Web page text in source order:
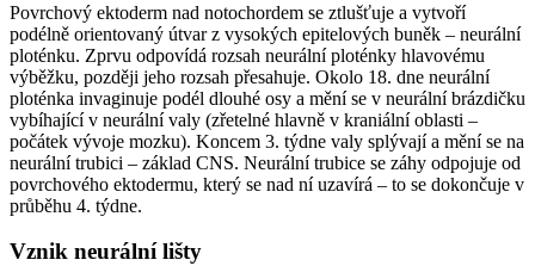
Povrchový ektoderm nad notochordem se ztlušťuje a vytvoří
podélně orientovaný útvar z vysokých epitelových buněk – neurální
ploténku. Zprvu odpovídá rozsah neurální ploténky hlavovému
výběžku, později jeho rozsah přesahuje. Okolo 18. dne neurální
ploténka invaginuje podél dlouhé osy a mění se v neurální brázdičku
vybíhající v neurální valy (zřetelné hlavně v kraniální oblasti –
počátek vývoje mozku). Koncem 3. týdne valy splývají a mění se na
neurální trubici – základ CNS. Neurální trubice se záhy odpojuje od
povrchového ektodermu, který se nad ní uzavírá – to se dokončuje v
průběhu 4. týdne.
Vznik neurální lišty